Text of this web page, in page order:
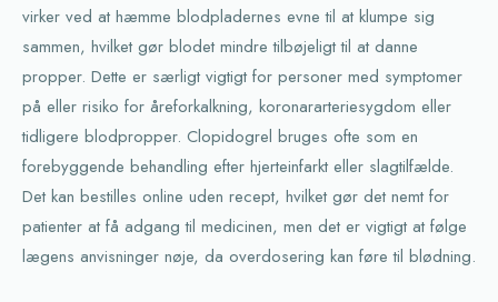
virker ved at hæmme blodpladernes evne til at klumpe sig
sammen, hvilket gør blodet mindre tilbøjeligt til at danne
propper. Dette er særligt vigtigt for personer med symptomer
på eller risiko for åreforkalkning, koronararteriesygdom eller
tidligere blodpropper. Clopidogrel bruges ofte som en
forebyggende behandling efter hjerteinfarkt eller slagtilfælde.
Det kan bestilles online uden recept, hvilket gør det nemt for
patienter at få adgang til medicinen, men det er vigtigt at følge
lægens anvisninger nøje, da overdosering kan føre til blødning.